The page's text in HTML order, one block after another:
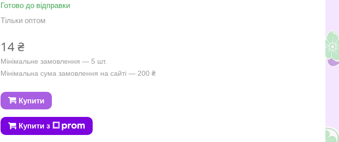
Готово до відправки
Тільки оптом
14 ₴
Мінімальне замовлення — 5 шт.
Мінімальна сума замовлення на сайті — 200 ₴
Купити
Купити з